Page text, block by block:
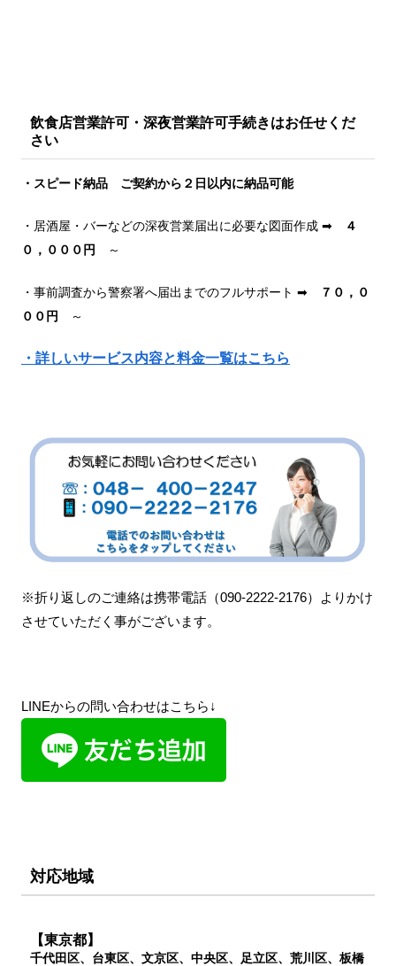
飲食店営業許可・深夜営業許可手続きはお任せくだ
さい
・スピード納品 ご契約から２日以内に納品可能
・居酒屋・バーなどの深夜営業届出に必要な図面作成 ➡
４
０，０００円
～
・事前調査から警察署へ届出までのフルサポート ➡
７０，０
００円
～
・詳しいサービス内容と料金一覧はこちら
※折り返しのご連絡は携帯電話（090-2222-2176）よりかけ
させていただく事がございます。
LINEからの問い合わせはこちら↓
対応地域
【東京都】
千代田区、台東区、文京区、中央区、足立区、荒川区、板橋